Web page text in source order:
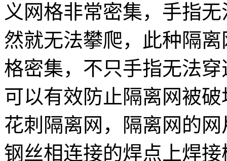
义网格非常密集，手指
然就无法攀爬，此种隔
格密集，不只手指无法
可以有效防止隔离网被
花刺隔离网，隔离网的
钢丝相连接的焊点上焊